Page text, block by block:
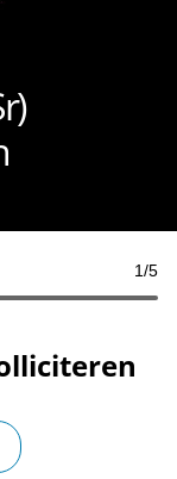
1/5